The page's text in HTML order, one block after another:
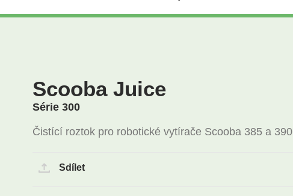
Scooba Juice
Série 300
Čistící roztok pro robotické vytírače Scooba 385 a 390
Sdílet